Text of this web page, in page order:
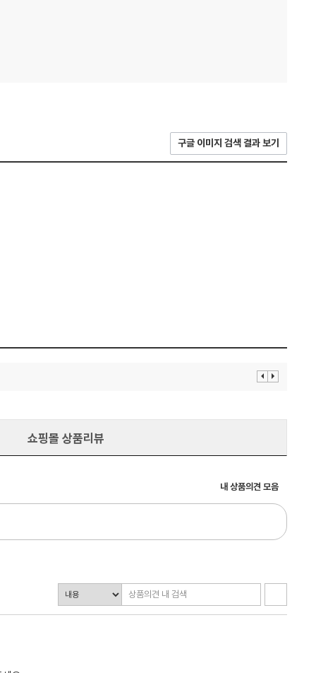
구글 이미지 검색 결과 보기
이 다
쇼핑몰 상품리뷰
내 상품의견 모음